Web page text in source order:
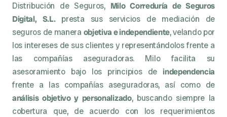
Distribución de Seguros, Milo Correduría de Seguros
Digital, S.L. presta sus servicios de mediación de
seguros de manera objetiva e independiente, velando por
los intereses de sus clientes y representándolos frente a
las compañías aseguradoras. Milo facilita su
asesoramiento bajo los principios de independencia
análisis objetivo y personalizado, buscando siempre la
cobertura que, de acuerdo con los requerimientos